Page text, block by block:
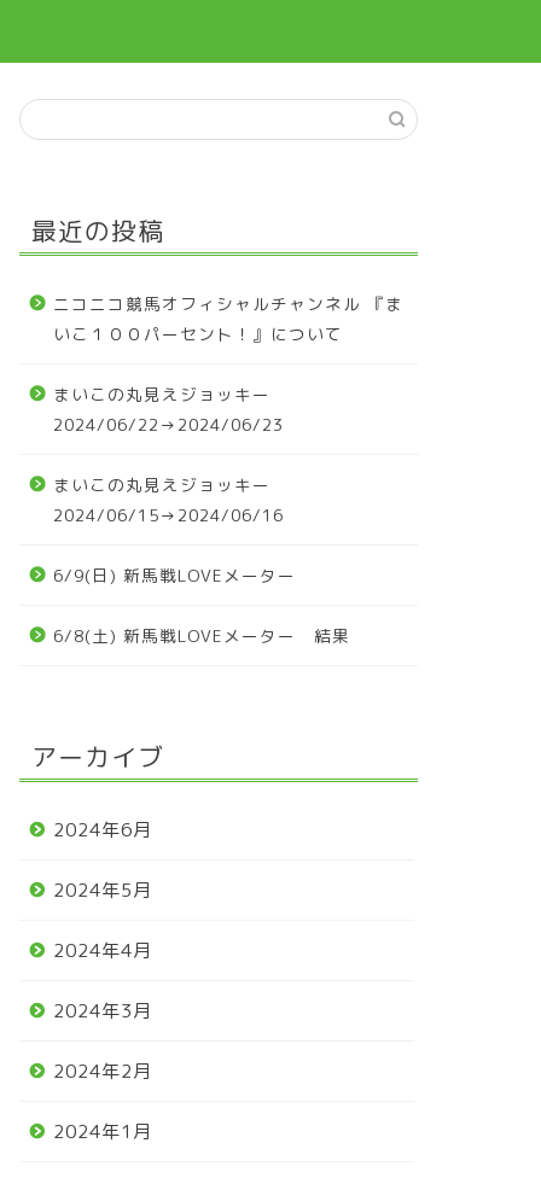
最近の投稿
ニコニコ競馬オフィシャルチャンネル 『ま
いこ１００パーセント！』について
まいこの丸見えジョッキー
2024/06/22→2024/06/23
まいこの丸見えジョッキー
2024/06/15→2024/06/16
6/9(日) 新馬戦LOVEメーター
6/8(土) 新馬戦LOVEメーター 結果
アーカイブ
2024年6月
2024年5月
2024年4月
2024年3月
2024年2月
2024年1月